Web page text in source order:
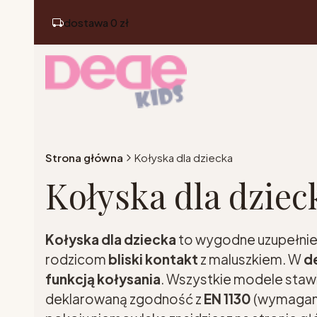
dostawa 0 zł
Strona główna Kołyska dla dziecka
Kołyska dla
Kołyska dla dziecka to wygodne
rodzicom bliski kontakt z maluszkiem. W
funkcją kołysania. Wszystkie modele
deklarowaną zgodność z EN 1130